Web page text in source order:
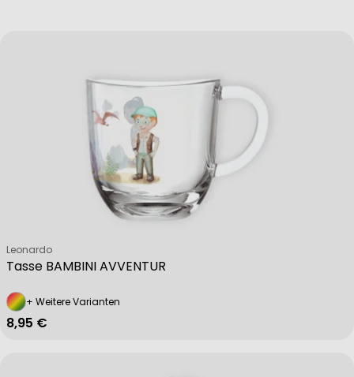
Tasse BAMBINI AVVENTUR
Verkäufer:
Leonardo
+ Weitere Varianten
Regulärer Preis
8,95 €